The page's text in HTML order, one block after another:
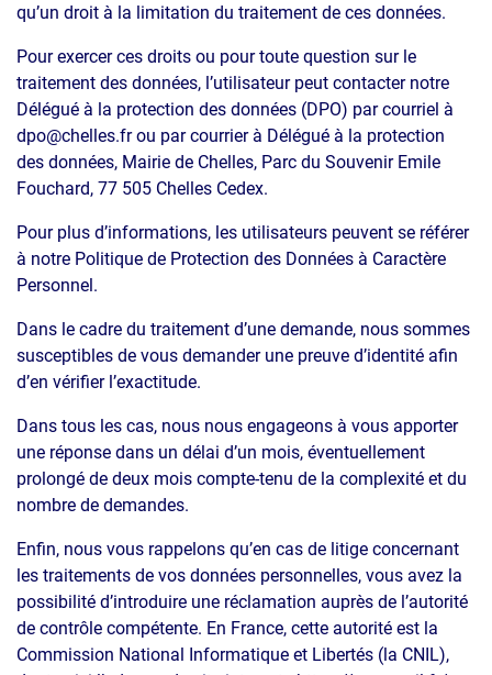
qu’un droit à la limitation du traitement de ces données.
Pour exercer ces droits ou pour toute question sur le
traitement des données, l’utilisateur peut contacter notre
Délégué à la protection des données (DPO) par courriel à
dpo@chelles.fr ou par courrier à Délégué à la protection
des données, Mairie de Chelles, Parc du Souvenir Emile
Fouchard, 77 505 Chelles Cedex.
Pour plus d’informations, les utilisateurs peuvent se référer
à notre Politique de Protection des Données à Caractère
Personnel.
Dans le cadre du traitement d’une demande, nous sommes
susceptibles de vous demander une preuve d’identité afin
d’en vérifier l’exactitude.
Dans tous les cas, nous nous engageons à vous apporter
une réponse dans un délai d’un mois, éventuellement
prolongé de deux mois compte-tenu de la complexité et du
nombre de demandes.
Enfin, nous vous rappelons qu’en cas de litige concernant
les traitements de vos données personnelles, vous avez la
possibilité d’introduire une réclamation auprès de l’autorité
de contrôle compétente. En France, cette autorité est la
Commission National Informatique et Libertés (la CNIL),